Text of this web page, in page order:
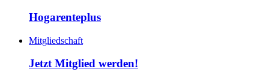
Hogarenteplus
Mitgliedschaft
Jetzt Mitglied werden!